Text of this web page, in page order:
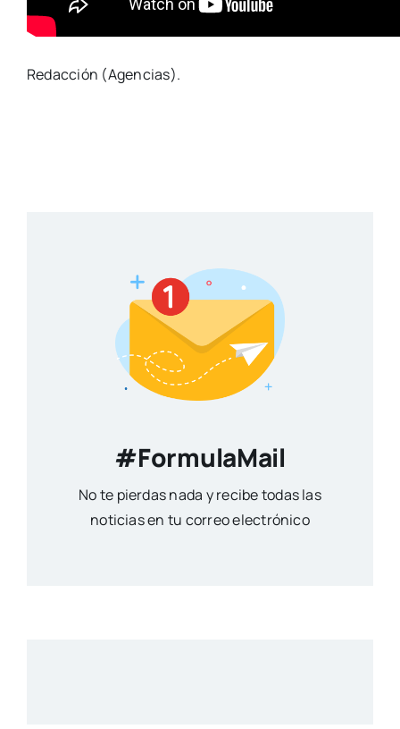
Redacción (Agencias).
#FormulaMail
No te pierdas nada y recibe todas las
noticias en tu correo electrónico